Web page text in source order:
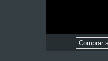
Comprar